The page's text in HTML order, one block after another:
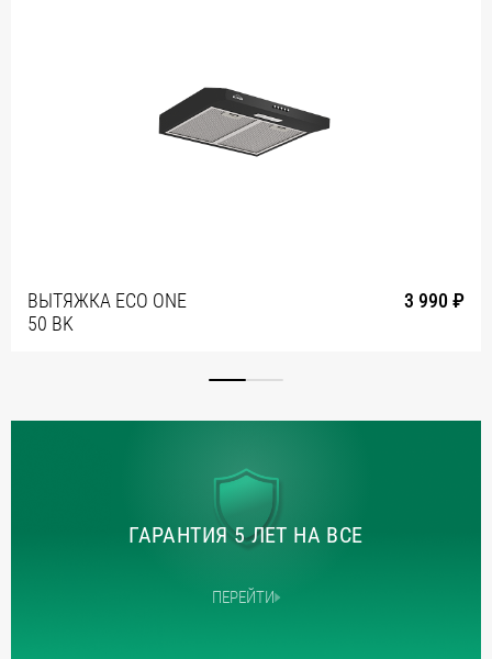
ВЫТЯЖКА ECO ONE
50 BK
3 990 ₽
ГАРАНТИЯ 5 ЛЕТ НА ВСЕ
ПЕРЕЙТИ